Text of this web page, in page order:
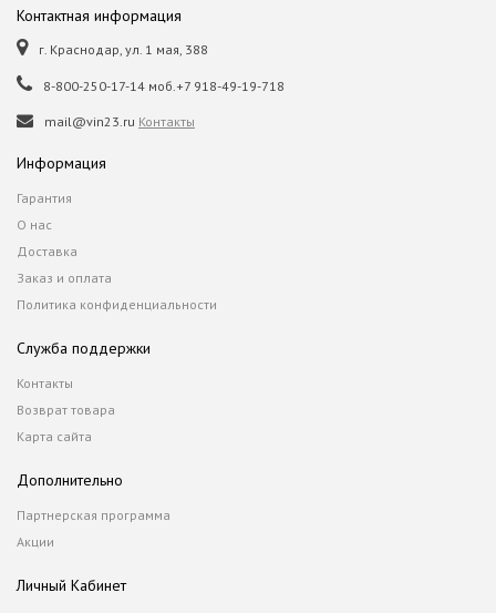
Контактная информация
г. Краснодар, ул. 1 мая, 388
8-800-250-17-14 моб.+7 918-49-19-718
mail@vin23.ru Контакты
Информация
Гарантия
О нас
Доставка
Заказ и оплата
Политика конфиденциальности
Служба поддержки
Контакты
Возврат товара
Карта сайта
Дополнительно
Партнерская программа
Акции
Личный Кабинет